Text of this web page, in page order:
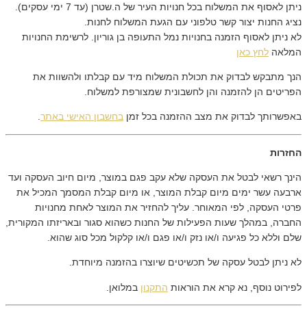
ניתן לאסוף את המשלוח בכל חנויות העיר של ה.שטרן (עד 7 ימי עסקים).
נציג החנות יצור קשר טלפוני עם הגעת המשלוח לחנות.
לא ניתן לאסוף הזמנה בחנויות נמל התעופה בן גוריון. לרשימת החנויות
המלאה לחץ כאן
הנך מתבקש לבדוק את תכולת המשלוח מיד עם קבלתו ולהשוות את
הפריטים הן להזמנה והן לחשבונית שמצורפת למשלוח.
באפשרותך לבדוק את מצב ההזמנה בכל זמן בחשבון האישי באתר.
החזרות
הינך רשאי לבטל את העסקה שלא עקב פגם במוצר, מיום חיוב העסקה ועד
ארבעה עשר ימים מיום קבלת המוצר, או מיום קבלת המסמך המכיל את
פרטי העסקה, לפי המאוחר. עליך להחזיר את המוצר לאחת מחנויות
החברה, במהלך שעות הפעילות של החנות כשהוא סגור ובאריזתו המקורית,
שלם וללא כל פגיעה ו/או נזק ו/או פגם ו/או קלקול מכל סוג שהוא.
לא ניתן לבטל עסקה של תכשיטים שיוצרו בהזמנה מיוחדת.
לפירוט נוסף, נא קרא את הוראות התקנון במלואן.